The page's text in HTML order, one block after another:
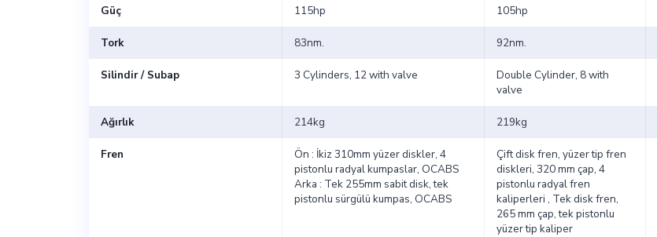
Güç 115hp 105hp
Tork 83nm. 92nm.
Silindir / Subap 3 Cylinders, 12 with valve
Double Cylinder, 8 with
valve
Ağırlık 214kg 219kg
Fren
Ön : İkiz 310mm yüzer diskler, 4
pistonlu radyal kumpaslar, OCABS
Arka : Tek 255mm sabit disk, tek
pistonlu sürgülü kumpas, OCABS
Çift disk fren, yüzer tip fren
diskleri, 320 mm çap, 4
pistonlu radyal fren
kaliperleri , Tek disk fren,
265 mm çap, tek pistonlu
yüzer tip kaliper